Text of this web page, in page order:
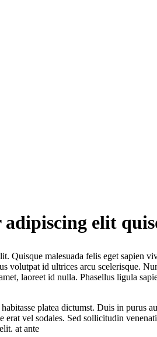
adipiscing elit
Quisque malesuada felis eget
volutpat id ultrices arcu scelerisque.
laoreet id nulla. Phasellus ligula
platea dictumst. Duis in purus
erat vel sodales. Sed sollicitudin
at ante